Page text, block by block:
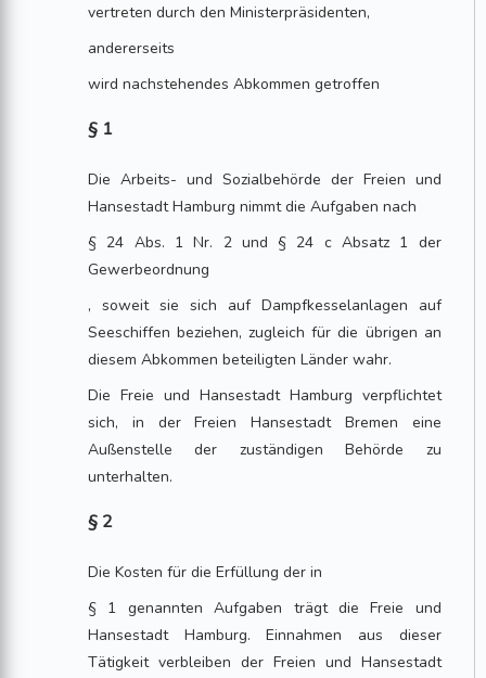
vertreten durch den Ministerpräsidenten,
andererseits
wird nachstehendes Abkommen getroffen
§ 1
Die Arbeits- und Sozialbehörde der Freien und
Hansestadt Hamburg nimmt die Aufgaben nach
§ 24 Abs. 1 Nr. 2 und § 24 c Absatz 1 der
Gewerbeordnung
, soweit sie sich auf Dampfkesselanlagen auf
Seeschiffen beziehen, zugleich für die übrigen an
diesem Abkommen beteiligten Länder wahr.
Die Freie und Hansestadt Hamburg verpflichtet
sich, in der Freien Hansestadt Bremen eine
Außenstelle der zuständigen Behörde zu
unterhalten.
§ 2
Die Kosten für die Erfüllung der in
§ 1 genannten Aufgaben trägt die Freie und
Hansestadt Hamburg. Einnahmen aus dieser
Tätigkeit verbleiben der Freien und Hansestadt